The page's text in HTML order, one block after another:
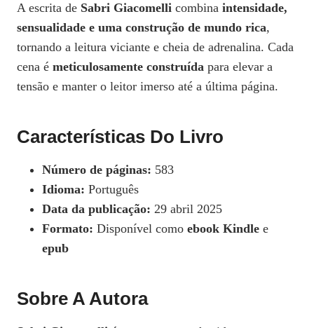
A escrita de Sabri Giacomelli combina intensidade,
sensualidade e uma construção de mundo rica,
tornando a leitura viciante e cheia de adrenalina. Cada
cena é meticulosamente construída para elevar a
tensão e manter o leitor imerso até a última página.
Características Do Livro
Número de páginas: 583
Idioma: Português
Data da publicação: 29 abril 2025
Formato: Disponível como ebook Kindle e
epub
Sobre A Autora